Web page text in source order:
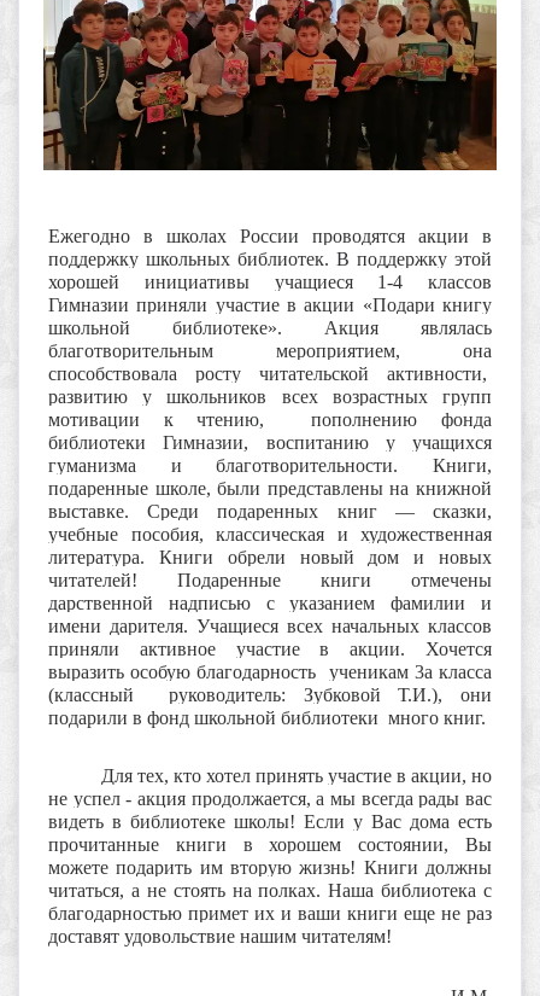
Ежегодно в школах России проводятся акции в
поддержку школьных библиотек. В поддержку этой
хорошей инициативы учащиеся 1-4 классов
Гимназии приняли участие в акции «Подари книгу
школьной библиотеке». Акция являлась
благотворительным мероприятием, она
способствовала росту читательской активности,
развитию у школьников всех возрастных групп
мотивации к чтению, пополнению фонда
библиотеки Гимназии, воспитанию у учащихся
гуманизма и благотворительности. Книги,
подаренные школе, были представлены на книжной
выставке. Среди подаренных книг — сказки,
учебные пособия, классическая и художественная
литература. Книги обрели новый дом и новых
читателей! Подаренные книги отмечены
дарственной надписью с указанием фамилии и
имени дарителя. Учащиеся всех начальных классов
приняли активное участие в акции. Хочется
выразить особую благодарность ученикам 3а класса
(классный руководитель: Зубковой Т.И.), они
подарили в фонд школьной библиотеки много книг.
Для тех, кто хотел принять участие в акции, но
не успел - акция продолжается, а мы всегда рады вас
видеть в библиотеке школы! Если у Вас дома есть
прочитанные книги в хорошем состоянии, Вы
можете подарить им вторую жизнь! Книги должны
читаться, а не стоять на полках. Наша библиотека с
благодарностью примет их и ваши книги еще не раз
доставят удовольствие нашим читателям!